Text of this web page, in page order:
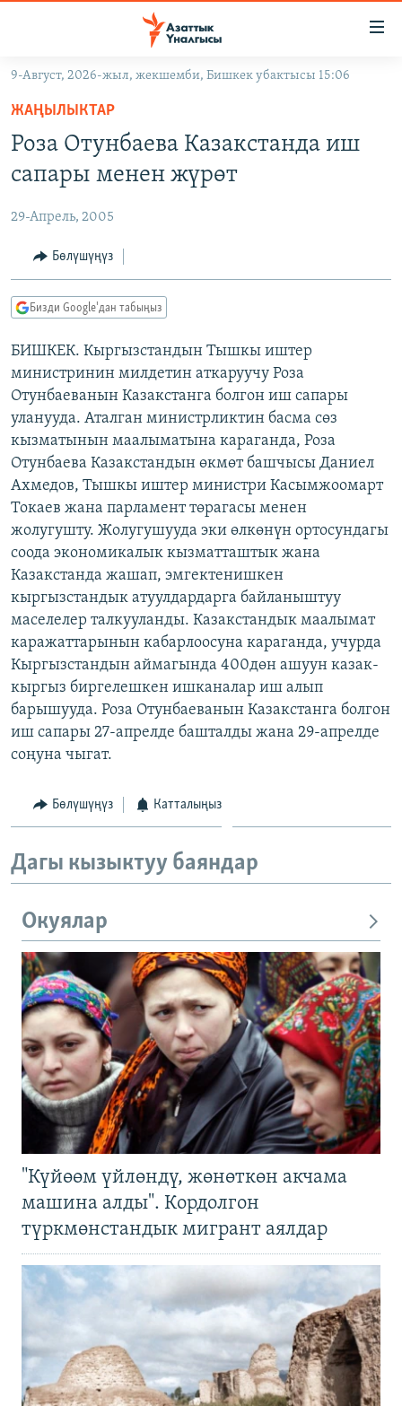
Навигацияга
өтүңүз
Издөөгө
салыңызКЫРГЫЗСТАН
ЭКОНОМИКА
МАДАНИЯТ
БОРБОР АЗИЯ
УКРАИНА
АТАЙЫН ИЛИКТӨӨ
ТВ ПРОГРАММАЛАР
ЭКСПЕРТТЕР ТАЛДАЙТ
БИЗ ЖАНА ДҮЙНӨ
ДАНИСТЕ
ЭЖЕ-СИҢДИЛЕР
АЗАТТЫК+
ЫҢГАЙСЫЗ СУРООЛОР
ӨЗГӨЧӨ ПИКИР
Русский
ОНЛАЙН ШЕРИНЕ
ЭЕ/АРнун бардык сайттары
9-Август, 2026-жыл, жекшемби, Бишкек убактысы 15:06
ЖАҢЫЛЫКТАР
Роза Отунбаева Казакстанда иш
сапары менен жүрөт
29-Апрель, 2005
Бөлүшүңүз
Бизди Google'дан табыңыз
БИШКЕК. Кыргызстандын Тышкы иштер
министринин милдетин аткаруучу Роза
Отунбаеванын Казакстанга болгон иш сапары
уланууда. Аталган министрликтин басма сөз
кызматынын маалыматына караганда, Роза
Отунбаева Казакстандын өкмөт башчысы Даниел
Ахмедов, Тышкы иштер министри Касымжоомарт
Токаев жана парламент төрагасы менен
жолугушту. Жолугушууда эки өлкөнүн ортосундагы
соода экономикалык кызматташтык жана
Казакстанда жашап, эмгектенишкен
кыргызстандык атуулдардарга байланыштуу
маселелер талкууланды. Казакстандык маалымат
каражаттарынын кабарлоосуна караганда, учурда
Кыргызстандын аймагында 400дөн ашуун казак-
кыргыз биргелешкен ишканалар иш алып
барышууда. Роза Отунбаеванын Казакстанга болгон
иш сапары 27-апрелде башталды жана 29-апрелде
соңуна чыгат.
Бөлүшүңүз Катталыңыз
Дагы кызыктуу баяндар
Окуялар
"Күйөөм үйлөндү, жөнөткөн акчама
машина алды". Кордолгон
түркмөнстандык мигрант аялдар